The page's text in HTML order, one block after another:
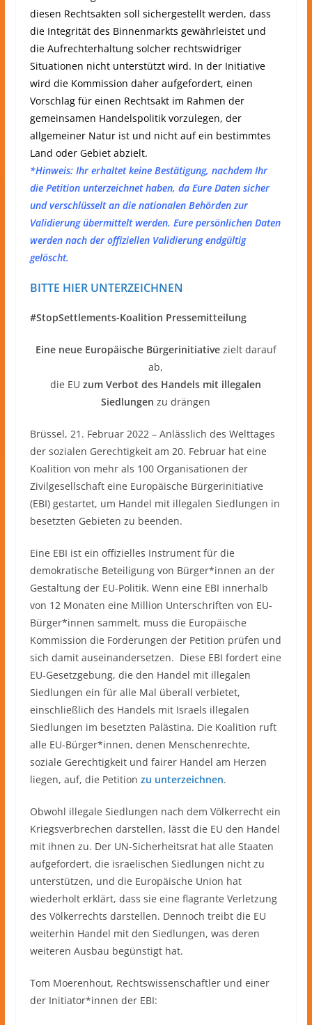
diesen Rechtsakten soll sichergestellt werden, dass
die Integrität des Binnenmarkts gewährleistet und
die Aufrechterhaltung solcher rechtswidriger
Situationen nicht unterstützt wird. In der Initiative
wird die Kommission daher aufgefordert, einen
Vorschlag für einen Rechtsakt im Rahmen der
gemeinsamen Handelspolitik vorzulegen, der
allgemeiner Natur ist und nicht auf ein bestimmtes
Land oder Gebiet abzielt.
*Hinweis: Ihr erhaltet keine Bestätigung, nachdem Ihr
die Petition unterzeichnet haben, da Eure Daten sicher
und verschlüsselt an die nationalen Behörden zur
Validierung übermittelt werden. Eure persönlichen Daten
werden nach der offiziellen Validierung endgültig
gelöscht.
BITTE HIER UNTERZEICHNEN
#StopSettlements-Koalition Pressemitteilung
Eine neue Europäische Bürgerinitiative zielt darauf
ab,
die EUzum Verbot des Handels mit illegalen
Siedlungen zu drängen
Brüssel, 21. Februar 2022 – Anlässlich des Welttages
der sozialen Gerechtigkeit am 20. Februar hat eine
Koalition von mehr als 100 Organisationen der
Zivilgesellschaft eine Europäische Bürgerinitiative
(EBI) gestartet, um Handel mit illegalen Siedlungen in
besetzten Gebieten zu beenden.
Eine EBI ist ein offizielles Instrument für die
demokratische Beteiligung von Bürger*innen an der
Gestaltung der EU-Politik. Wenn eine EBI innerhalb
von 12 Monaten eine Million Unterschriften von EU-
Bürger*innen sammelt, muss die Europäische
Kommission die Forderungen der Petition prüfen und
sich damit auseinandersetzen. Diese EBI fordert eine
EU-Gesetzgebung, die den Handel mit illegalen
Siedlungen ein für alle Mal überall verbietet,
einschließlich des Handels mit Israels illegalen
Siedlungen im besetzten Palästina. Die Koalition ruft
alle EU-Bürger*innen, denen Menschenrechte,
soziale Gerechtigkeit und fairer Handel am Herzen
liegen, auf, die Petition zu unterzeichnen.
Obwohl illegale Siedlungen nach dem Völkerrecht ein
Kriegsverbrechen darstellen, lässt die EU den Handel
mit ihnen zu. Der UN-Sicherheitsrat hat alle Staaten
aufgefordert, die israelischen Siedlungen nicht zu
unterstützen, und die Europäische Union hat
wiederholt erklärt, dass sie eine flagrante Verletzung
des Völkerrechts darstellen. Dennoch treibt die EU
weiterhin Handel mit den Siedlungen, was deren
weiteren Ausbau begünstigt hat.
Tom Moerenhout, Rechtswissenschaftler und einer
der Initiator*innen der EBI: